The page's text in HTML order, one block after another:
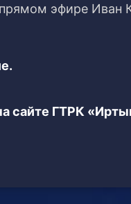
эфире Иван
сайте ГТРК